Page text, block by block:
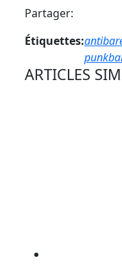
Partager:
Étiquettes:
ARTICLES